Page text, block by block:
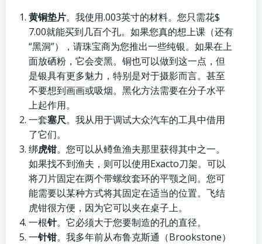
黄铜垫片。我使用.003英寸的材料。您只需花$
7.00就能买到几百个孔。如果您真的想上课（还有
“黑洞”），请珠宝商为您推出一些纯银。如果在上
面放硒粉，它会变黑。铜也可以做到这一点，但
是银具有更多魅力，特别是对于摄影而言。甚至
不要想到画画或吸烟。黑化方法需要在分子水平
上起作用。
一套塞尺。我从用于调试大众汽车的工具中借用
了它们。
绑虎钳。您可以从鳟鱼渔夫那里获得其中之一。
如果找不到渔夫，则可以使用Exacto刀架。可以
将刀片固定在两个带螺纹套环的平颚之间。您可
能需要以某种方式将其固定在适当的位置。飞结
虎钳很方便，因为它可以夹在桌子上。
一根针。它必须大于您要制造的孔的直径。
一针钳。我多年前从布鲁克斯通（Brookstone）